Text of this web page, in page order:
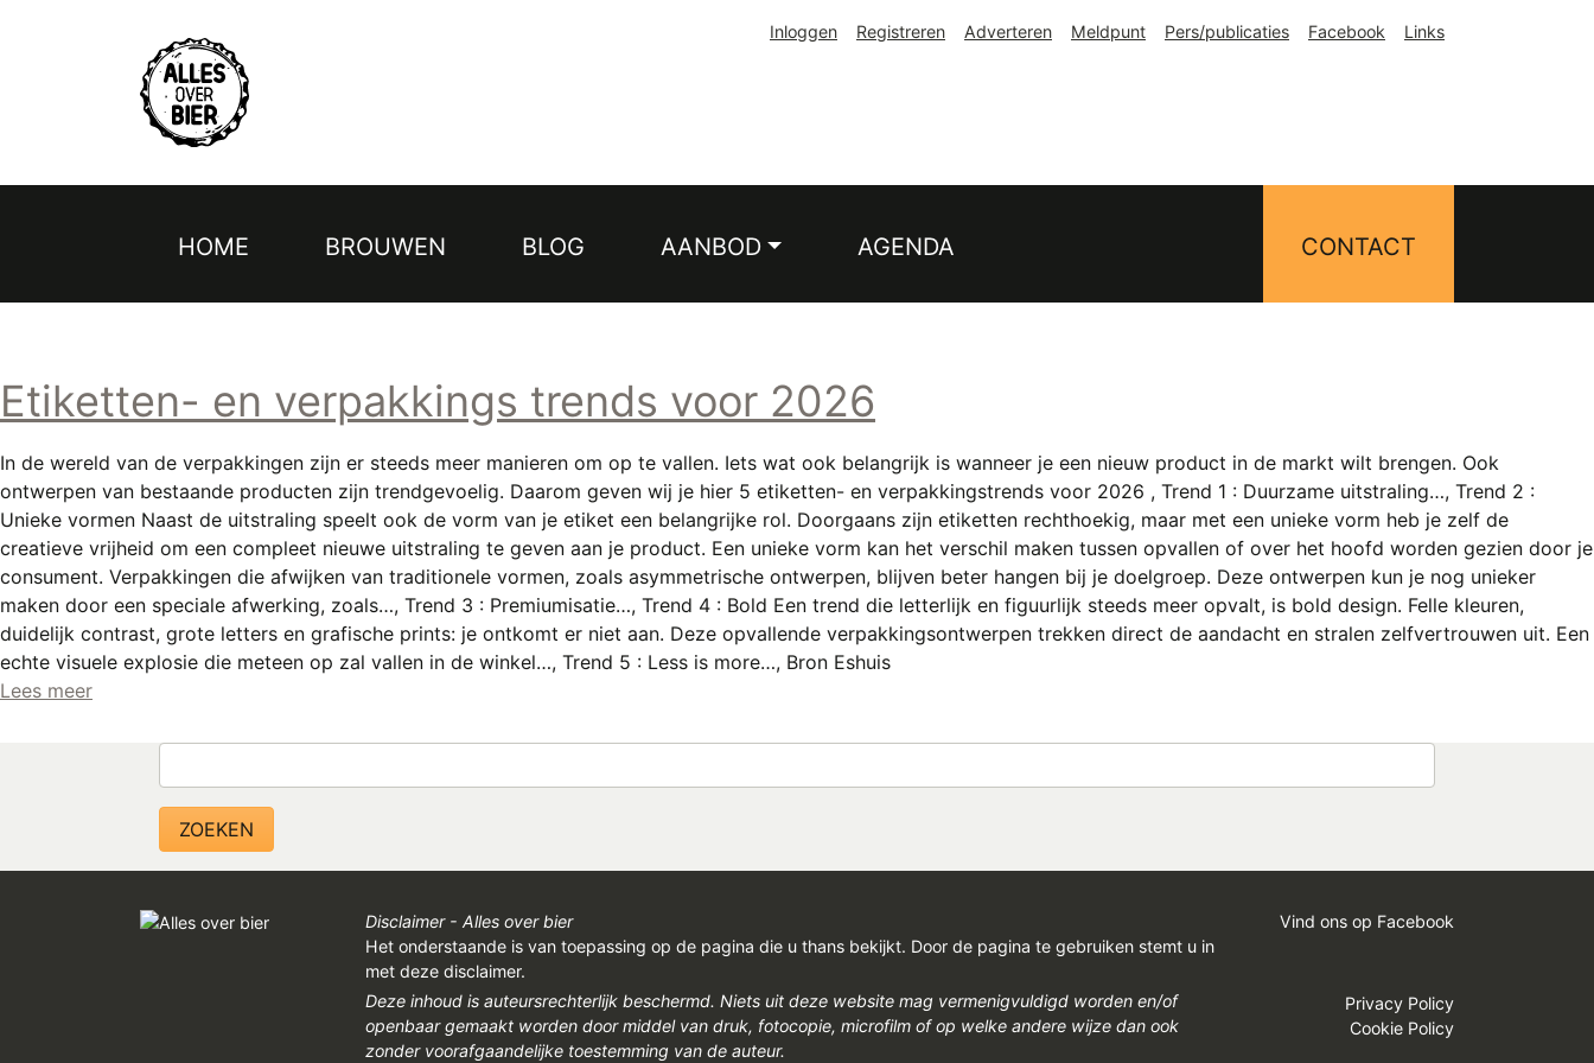
Inloggen Registreren Adverteren Meldpunt Pers/publicaties Facebook Links
Hoofdnavigatie
HOME BROUWEN BLOG AANBOD AGENDA CONTACT
Etiketten- en verpakkings trends voor 2026
In de wereld van de verpakkingen zijn er steeds meer manieren om op te vallen. Iets wat ook belangrijk is wanneer je een nieuw product in de markt wilt brengen. Ook
ontwerpen van bestaande producten zijn trendgevoelig. Daarom geven wij je hier 5 etiketten- en verpakkingstrends voor 2026 , Trend 1 : Duurzame uitstraling…, Trend 2 :
Unieke vormen Naast de uitstraling speelt ook de vorm van je etiket een belangrijke rol. Doorgaans zijn etiketten rechthoekig, maar met een unieke vorm heb je zelf de
creatieve vrijheid om een compleet nieuwe uitstraling te geven aan je product. Een unieke vorm kan het verschil maken tussen opvallen of over het hoofd worden gezien door je
consument. Verpakkingen die afwijken van traditionele vormen, zoals asymmetrische ontwerpen, blijven beter hangen bij je doelgroep. Deze ontwerpen kun je nog unieker
maken door een speciale afwerking, zoals…, Trend 3 : Premiumisatie…, Trend 4 : Bold Een trend die letterlijk en figuurlijk steeds meer opvalt, is bold design. Felle kleuren,
duidelijk contrast, grote letters en grafische prints: je ontkomt er niet aan. Deze opvallende verpakkingsontwerpen trekken direct de aandacht en stralen zelfvertrouwen uit. Een
echte visuele explosie die meteen op zal vallen in de winkel…, Trend 5 : Less is more…, Bron Eshuis
Lees meer
Disclaimer - Alles over bier
Het onderstaande is van toepassing op de pagina die u thans bekijkt. Door de pagina te gebruiken stemt u in
met deze disclaimer.
Deze inhoud is auteursrechterlijk beschermd. Niets uit deze website mag vermenigvuldigd worden en/of
openbaar gemaakt worden door middel van druk, fotocopie, microfilm of op welke andere wijze dan ook
zonder voorafgaandelijke toestemming van de auteur.
Vind ons op Facebook
Privacy Policy
Cookie Policy